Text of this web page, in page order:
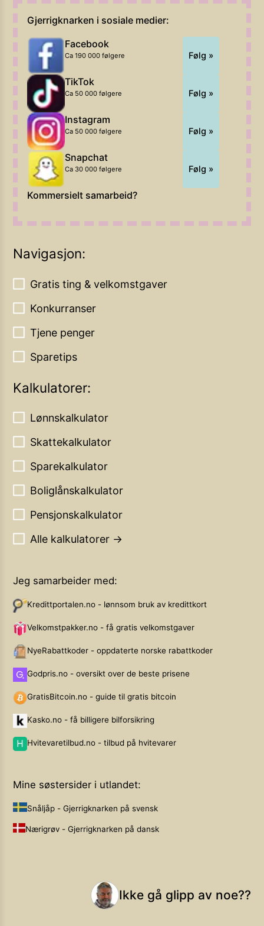
Gjerrigknarken i sosiale medier:
Facebook
Ca 190 000 følgere Følg »
TikTok
Ca 50 000 følgere Følg »
Instagram
Ca 50 000 følgere Følg »
Snapchat
Ca 30 000 følgere Følg »
Kommersielt samarbeid?
Navigasjon:
Gratis ting & velkomstgaver
Konkurranser
Tjene penger
Sparetips
Kalkulatorer:
Lønnskalkulator
Skattekalkulator
Sparekalkulator
Boliglånskalkulator
Pensjonskalkulator
Alle kalkulatorer →
Jeg samarbeider med:
Kredittportalen.no - lønnsom bruk av kredittkort
Velkomstpakker.no - få gratis velkomstgaver
NyeRabattkoder - oppdaterte norske rabattkoder
Godpris.no - oversikt over de beste prisene
GratisBitcoin.no - guide til gratis bitcoin
Kasko.no - få billigere bilforsikring
Hvitevaretilbud.no - tilbud på hvitevarer
Mine søstersider i utlandet:
Snåljåp - Gjerrigknarken på svensk
Nærigrøv - Gjerrigknarken på dansk
Ikke gå glipp av noe??